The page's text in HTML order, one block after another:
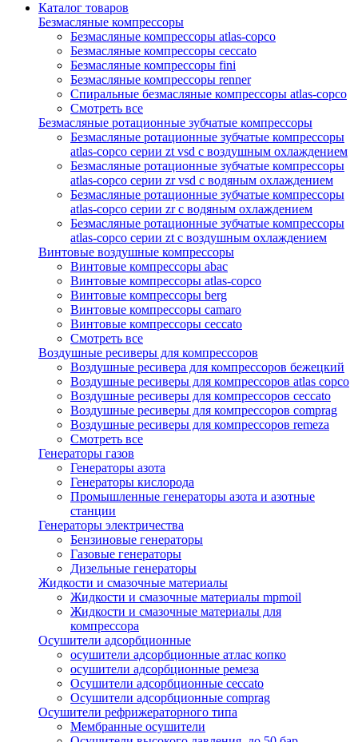
Каталог товаров
Безмасляные компрессоры
Безмасляные компрессоры atlas-copco
Безмасляные компрессоры ceccato
Безмасляные компрессоры fini
Безмасляные компрессоры renner
Спиральные безмасляные компрессоры atlas-copco
Смотреть все
Безмасляные ротационные зубчатые компрессоры
Безмасляные ротационные зубчатые компрессоры
atlas-copco серии zt vsd с воздушным охлаждением
Безмасляные ротационные зубчатые компрессоры
atlas-copco серии zr vsd с водяным охлаждением
Безмасляные ротационные зубчатые компрессоры
atlas-copco серии zr с водяным охлаждением
Безмасляные ротационные зубчатые компрессоры
atlas-copco серии zt с воздушным охлаждением
Винтовые воздушные компрессоры
Винтовые компрессоры abac
Винтовые компрессоры atlas-copco
Винтовые компрессоры berg
Винтовые компрессоры camaro
Винтовые компрессоры ceccato
Смотреть все
Воздушные ресиверы для компрессоров
Воздушные ресивера для компрессоров бежецкий
Воздушные ресиверы для компрессоров atlas copco
Воздушные ресиверы для компрессоров ceccato
Воздушные ресиверы для компрессоров comprag
Воздушные ресиверы для компрессоров remeza
Смотреть все
Генераторы газов
Генераторы азота
Генераторы кислорода
Промышленные генераторы азота и азотные
станции
Генераторы электричества
Бензиновые генераторы
Газовые генераторы
Дизельные генераторы
Жидкости и смазочные материалы
Жидкости и смазочные материалы mpmoil
Жидкости и смазочные материалы для
компрессора
Осушители адсорбционные
осушители адсорбционные атлас копко
осушители адсорбционные ремеза
Осушители адсорбционные ceccato
Осушители адсорбционные comprag
Осушители рефрижераторного типа
Мембранные осушители